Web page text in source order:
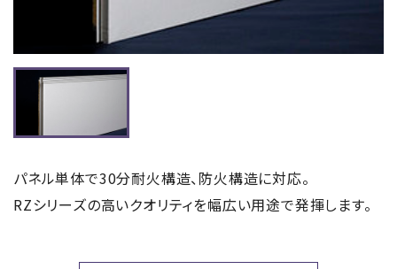
パネル単体で30分耐火構造、防火構造に対応。
RZシリーズの高いクオリティを幅広い用途で発揮します。